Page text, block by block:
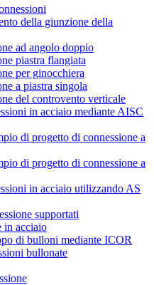
della giunzione della
ad angolo doppio
piastra flangiata
per ginocchiera
a piastra singola
del controvento verticale
in acciaio mediante AISC
di progetto di connessione a
di progetto di connessione a
in acciaio utilizzando AS
supportati
in acciaio
di bulloni mediante ICOR
bullonate